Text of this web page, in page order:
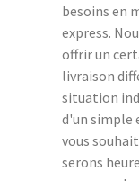
besoins en
express.
offrir un
livraison
situation
d'un simple
vous
serons